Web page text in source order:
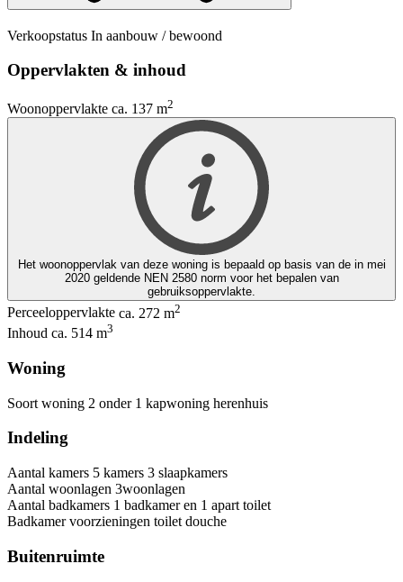
Verkoopstatus In aanbouw / bewoond
Oppervlakten & inhoud
Woonoppervlakte ca. 137 m2
Het woonoppervlak van deze woning is bepaald op basis van de in mei
2020 geldende NEN 2580 norm voor het bepalen van
gebruiksoppervlakte.
Perceeloppervlakte ca. 272 m2
Inhoud ca. 514 m3
Woning
Soort woning 2 onder 1 kapwoning herenhuis
Indeling
Aantal kamers 5 kamers 3 slaapkamers
Aantal woonlagen 3woonlagen
Aantal badkamers 1 badkamer en 1 apart toilet
Badkamer voorzieningen toilet douche
Buitenruimte